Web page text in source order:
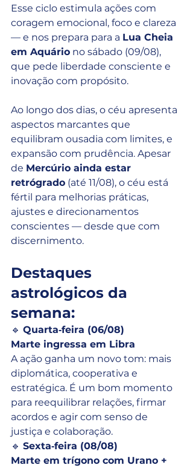
Esse ciclo estimula ações com
coragem emocional, foco e clareza
— e nos prepara para a Lua Cheia
em Aquário no sábado (09/08),
que pede liberdade consciente e
inovação com propósito.
Ao longo dos dias, o céu apresenta
aspectos marcantes que
equilibram ousadia com limites, e
expansão com prudência. Apesar
de Mercúrio ainda estar
retrógrado (até 11/08), o céu está
fértil para melhorias práticas,
ajustes e direcionamentos
conscientes — desde que com
discernimento.
Destaques
astrológicos da
semana:
🔹 Quarta‑feira (06/08)
Marte ingressa em Libra
A ação ganha um novo tom: mais
diplomática, cooperativa e
estratégica. É um bom momento
para reequilibrar relações, firmar
acordos e agir com senso de
justiça e colaboração.
🔹 Sexta‑feira (08/08)
Marte em trígono com Urano +